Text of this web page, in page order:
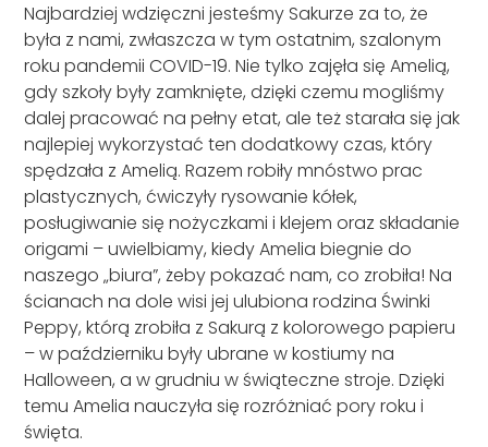
Najbardziej wdzięczni jesteśmy Sakurze za to, że
była z nami, zwłaszcza w tym ostatnim, szalonym
roku pandemii COVID-19. Nie tylko zajęła się Amelią,
gdy szkoły były zamknięte, dzięki czemu mogliśmy
dalej pracować na pełny etat, ale też starała się jak
najlepiej wykorzystać ten dodatkowy czas, który
spędzała z Amelią. Razem robiły mnóstwo prac
plastycznych, ćwiczyły rysowanie kółek,
posługiwanie się nożyczkami i klejem oraz składanie
origami – uwielbiamy, kiedy Amelia biegnie do
naszego „biura”, żeby pokazać nam, co zrobiła! Na
ścianach na dole wisi jej ulubiona rodzina Świnki
Peppy, którą zrobiła z Sakurą z kolorowego papieru
– w październiku były ubrane w kostiumy na
Halloween, a w grudniu w świąteczne stroje. Dzięki
temu Amelia nauczyła się rozróżniać pory roku i
święta.